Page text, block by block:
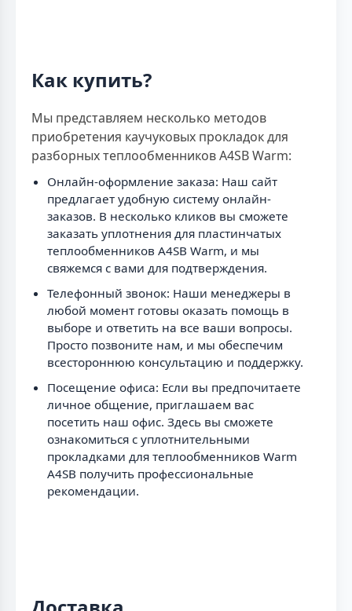
Как купить?
Мы представляем несколько методов
приобретения каучуковых прокладок для
разборных теплообменников A4SB Warm:
Онлайн-оформление заказа: Наш сайт
предлагает удобную систему онлайн-
заказов. В несколько кликов вы сможете
заказать уплотнения для пластинчатых
теплообменников A4SB Warm, и мы
свяжемся с вами для подтверждения.
Телефонный звонок: Наши менеджеры в
любой момент готовы оказать помощь в
выборе и ответить на все ваши вопросы.
Просто позвоните нам, и мы обеспечим
всестороннюю консультацию и поддержку.
Посещение офиса: Если вы предпочитаете
личное общение, приглашаем вас
посетить наш офис. Здесь вы сможете
ознакомиться с уплотнительными
прокладками для теплообменников Warm
A4SB получить профессиональные
рекомендации.